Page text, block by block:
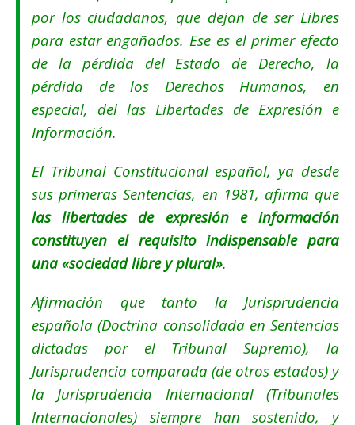
por los ciudadanos, que dejan de ser Libres
para estar engañados. Ese es el primer efecto
de la pérdida del Estado de Derecho, la
pérdida de los Derechos Humanos, en
especial, del las Libertades de Expresión e
Información.
El Tribunal Constitucional español, ya desde
sus primeras Sentencias, en 1981, afirma que
las libertades de expresión e información
constituyen el requisito indispensable para
una «sociedad libre y plural».
Afirmación que tanto la Jurisprudencia
española (Doctrina consolidada en Sentencias
dictadas por el Tribunal Supremo), la
Jurisprudencia comparada (de otros estados) y
la Jurisprudencia Internacional (Tribunales
Internacionales) siempre han sostenido, y